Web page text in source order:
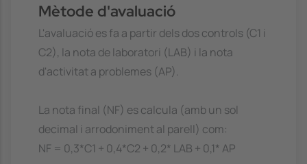
Mètode d'avaluació
L'avaluació es fa a partir dels dos controls (C1 i
C2), la nota de laboratori (LAB) i la nota
d'activitat a problemes (AP).
La nota final (NF) es calcula (amb un sol
decimal i arrodoniment al parell) com:
NF = 0,3*C1 + 0,4*C2 + 0,2* LAB + 0,1* AP